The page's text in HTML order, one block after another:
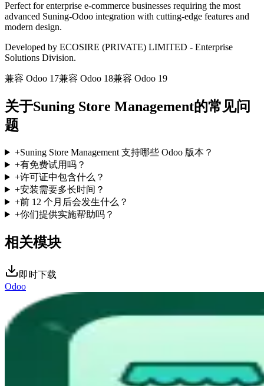
Perfect for enterprise e-commerce businesses requiring the most
advanced Suning-Odoo integration with cutting-edge features and
modern design.
Developed by ECOSIRE (PRIVATE) LIMITED - Enterprise
Solutions Division.
兼容 Odoo 17兼容 Odoo 18兼容 Odoo 19
关于Suning Store Management的常见问
题
+Suning Store Management 支持哪些 Odoo 版本？
+有免费试用吗？
+许可证中包含什么？
+安装需要多长时间？
+前 12 个月后会发生什么？
+你们提供实施帮助吗？
相关模块
即时下载
Odoo